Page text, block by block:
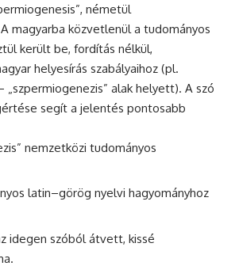
németül
A magyarba közvetlenül a tudományos
került be, fordítás nélkül,
helyesírás szabályaihoz (pl.
„szpermiogenezis” alak helyett). A szó
segít a jelentés pontosabb
nemzetközi tudományos
latin–görög nyelvi hagyományhoz
idegen szóból átvett, kissé